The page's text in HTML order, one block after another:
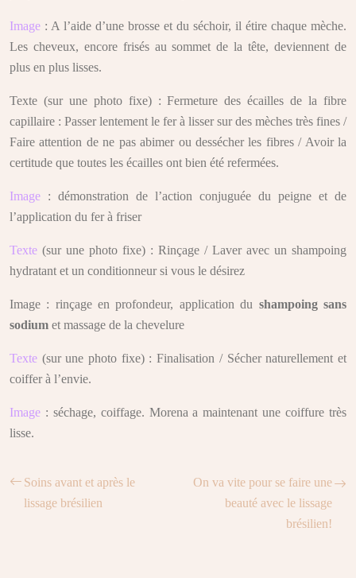
Image : A l’aide d’une brosse et du séchoir, il étire chaque mèche.
Les cheveux, encore frisés au sommet de la tête, deviennent de
plus en plus lisses.
Texte (sur une photo fixe) : Fermeture des écailles de la fibre
capillaire : Passer lentement le fer à lisser sur des mèches très fines /
Faire attention de ne pas abimer ou dessécher les fibres / Avoir la
certitude que toutes les écailles ont bien été refermées.
Image : démonstration de l’action conjuguée du peigne et de
l’application du fer à friser
Texte (sur une photo fixe) : Rinçage / Laver avec un shampoing
hydratant et un conditionneur si vous le désirez
Image : rinçage en profondeur, application du shampoing sans
sodium et massage de la chevelure
Texte (sur une photo fixe) : Finalisation / Sécher naturellement et
coiffer à l’envie.
Image : séchage, coiffage. Morena a maintenant une coiffure très
lisse.
Soins avant et après le
lissage brésilien
On va vite pour se faire une
beauté avec le lissage
brésilien!